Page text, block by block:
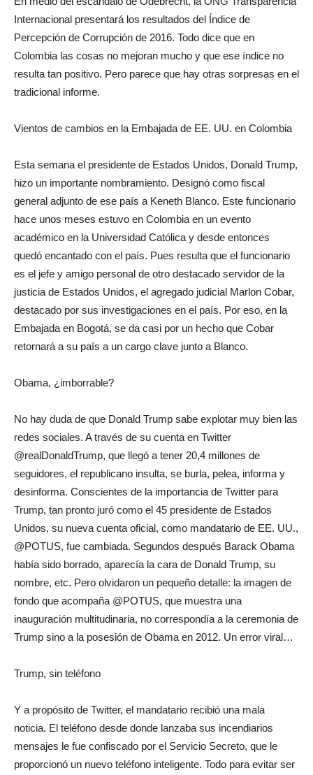
Internacional presentará los resultados del Índice de
Percepción de Corrupción de 2016. Todo dice que en
Colombia las cosas no mejoran mucho y que ese índice no
resulta tan positivo. Pero parece que hay otras sorpresas en el
tradicional informe.
Vientos de cambios en la Embajada de EE. UU. en Colombia
Esta semana el presidente de Estados Unidos, Donald Trump,
hizo un importante nombramiento. Designó como fiscal
general adjunto de ese país a Keneth Blanco. Este funcionario
hace unos meses estuvo en Colombia en un evento
académico en la Universidad Católica y desde entonces
quedó encantado con el país. Pues resulta que el funcionario
es el jefe y amigo personal de otro destacado servidor de la
justicia de Estados Unidos, el agregado judicial Marlon Cobar,
destacado por sus investigaciones en el país. Por eso, en la
Embajada en Bogotá, se da casi por un hecho que Cobar
retornará a su país a un cargo clave junto a Blanco.
Obama, ¿imborrable?
No hay duda de que Donald Trump sabe explotar muy bien las
redes sociales. A través de su cuenta en Twitter
@realDonaldTrump, que llegó a tener 20,4 millones de
seguidores, el republicano insulta, se burla, pelea, informa y
desinforma. Conscientes de la importancia de Twitter para
Trump, tan pronto juró como el 45 presidente de Estados
Unidos, su nueva cuenta oficial, como mandatario de EE. UU.,
@POTUS, fue cambiada. Segundos después Barack Obama
había sido borrado, aparecía la cara de Donald Trump, su
nombre, etc. Pero olvidaron un pequeño detalle: la imagen de
fondo que acompaña @POTUS, que muestra una
inauguración multitudinaria, no correspondía a la ceremonia de
Trump sino a la posesión de Obama en 2012. Un error viral…
Trump, sin teléfono
Y a propósito de Twitter, el mandatario recibió una mala
noticia. El teléfono desde donde lanzaba sus incendiarios
mensajes le fue confiscado por el Servicio Secreto, que le
proporcionó un nuevo teléfono inteligente. Todo para evitar ser